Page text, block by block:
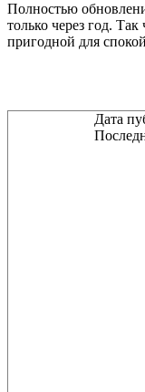
Полностью
только через год.
пригодной для
Дата